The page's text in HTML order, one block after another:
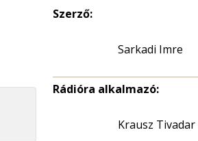
Szerző:
Sarkadi Imre
Rádióra alkalmazó:
Krausz Tivadar